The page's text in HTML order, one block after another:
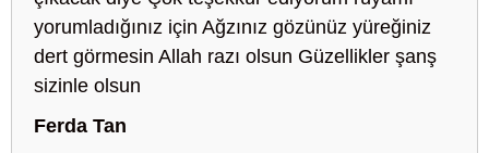
yorumladığınız için Ağzınız gözünüz yüreğiniz
dert görmesin Allah razı olsun Güzellikler şanş
sizinle olsun
Ferda Tan